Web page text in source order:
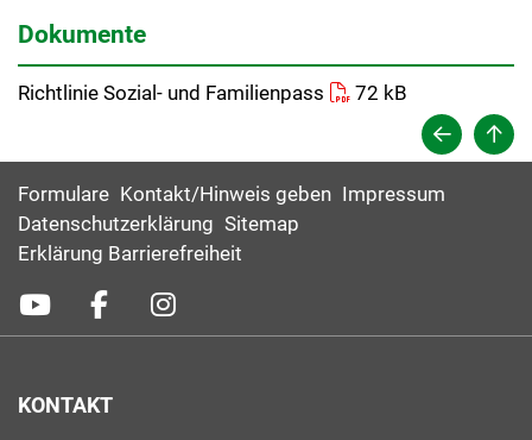
Dokumente
Richtlinie Sozial- und Familienpass 72 kB
Formulare Kontakt/Hinweis geben Impressum
Datenschutzerklärung Sitemap
Erklärung Barrierefreiheit
KONTAKT